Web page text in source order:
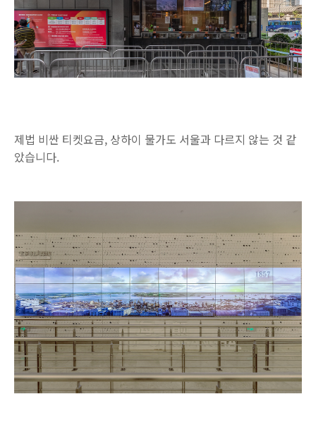
제법 비싼 티켓요금, 상하이 물가도 서울과 다르지 않는 것 같
았습니다.